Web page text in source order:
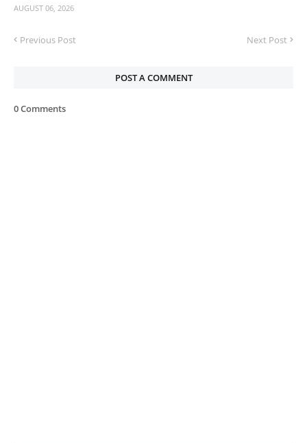
AUGUST 06, 2026
Previous Post Next Post
POST A COMMENT
0 Comments